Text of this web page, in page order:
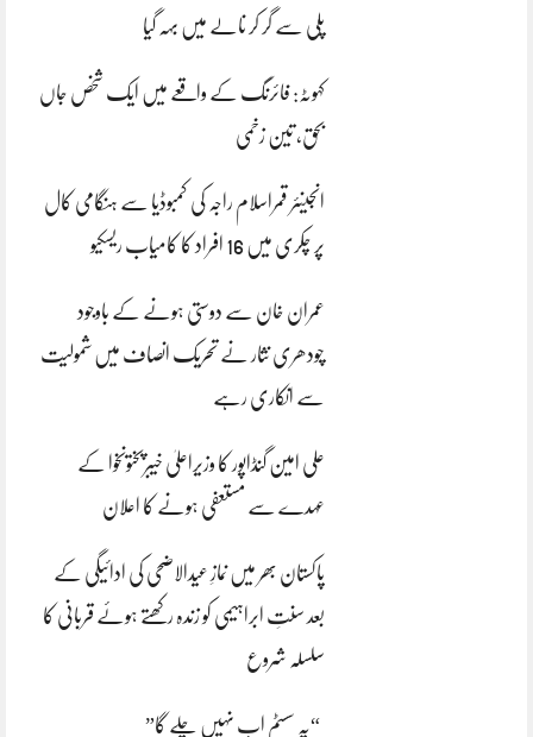
پلی سے گر کر نالے میں بہہ گیا
کہوٹہ: فائرنگ کے واقعے میں ایک شخص جاں
بحق، تین زخمی
انجینئر قمراسلام راجہ کی کمبوڈیا سے ہنگامی کال
پر چکری میں 16 افراد کا کامیاب ریسکیو
عمران خان سے دوستی ہونے کے باوجود
چودھری نثار نے تحریک انصاف میں شمولیت
سے انکاری رہے
علی امین گنڈاپور کا وزیراعلیٰ خیبرپختونخوا کے
عہدے سے مستعفی ہونے کا اعلان
پاکستان بھر میں نمازِ عیدالاضحی کی ادائیگی کے
بعد سنتِ ابراہیمی کو زندہ رکھتے ہوئے قربانی کا
سلسلہ شروع
“یہ سسٹم اب نہیں چلے گا”